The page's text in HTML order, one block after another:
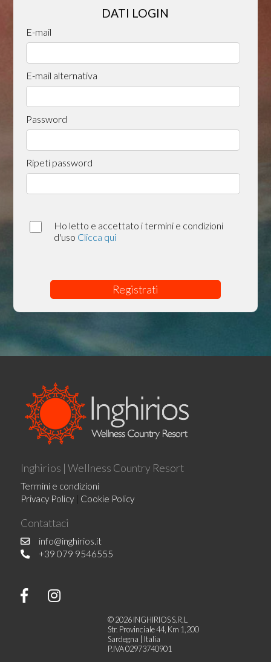
DATI LOGIN
E-mail
E-mail alternativa
Password
Ripeti password
Ho letto e accettato i termini e condizioni
d'uso Clicca qui
Registrati
Inghirios | Wellness Country Resort
Termini e condizioni
Privacy Policy| Cookie Policy
Contattaci
info@inghirios.it
+39 079 9546555
© 2026 INGHIRIOS S.R.L
Str. Provinciale 44, Km 1,200
Sardegna | Italia
P.IVA 02973740901